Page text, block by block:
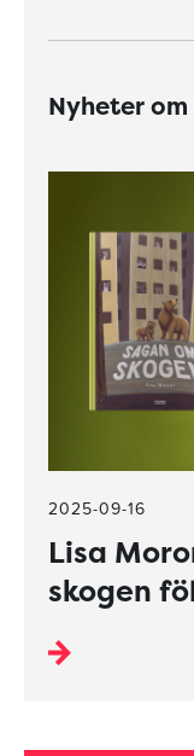
Nyheter om
2025-09-16
Lisa
skogen